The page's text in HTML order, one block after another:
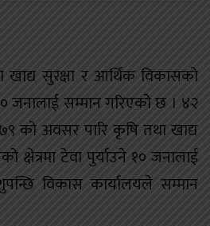
सुरक्षा र आर्थिक विकासको
जनालाई सम्मान गरिएकोे छ । ४२
को अवसर पारि कृषि तथा खाद्य
क्षेत्रमा टेवा पुर्याउने १० जनालाई
विकास कार्यालयले सम्मान